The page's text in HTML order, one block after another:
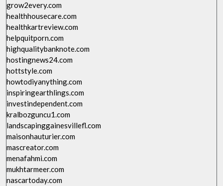
grow2every.com
healthhousecare.com
healthkartreview.com
helpquitporn.com
highqualitybanknote.com
hostingnews24.com
hottstyle.com
howtodiyanything.com
inspiringearthlings.com
investindependent.com
kralbozguncu1.com
landscapinggainesvillefl.com
maisonhauturier.com
mascreator.com
menafahmi.com
mukhtarmeer.com
nascartoday.com